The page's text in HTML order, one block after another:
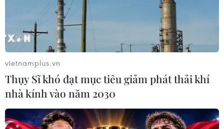
vietnamplus.vn
Thụy Sĩ khó đạt mục tiêu giảm phát thải khí
nhà kính vào năm 2030